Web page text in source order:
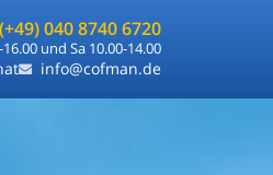
(+49) 040 8740 6720
und Sa 10.00-14.00
info@cofman.de